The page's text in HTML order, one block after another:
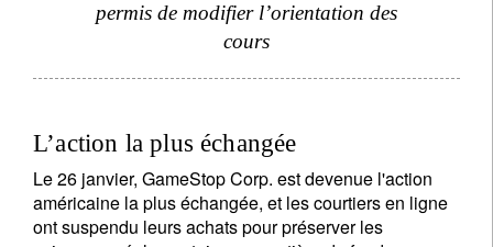
permis de modifier l’orientation des
cours
L’action la plus échangée
Le 26 janvier, GameStop Corp. est devenue l'action
américaine la plus échangée, et les courtiers en ligne
ont suspendu leurs achats pour préserver les